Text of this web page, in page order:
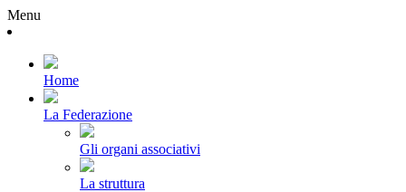
Menu
Home
La Federazione
Gli organi associativi
La struttura